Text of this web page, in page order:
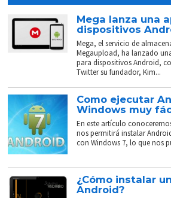
Mega lanza una
dispositivos
Mega, el servicio de
Megaupload, ha lanzado
para dispositivos Android,
Twitter su fundador, Kim...
Como ejecutar
Windows muy
En este artículo
nos permitirá instalar
con Windows 7, lo que nos
¿Cómo instalar
Android?